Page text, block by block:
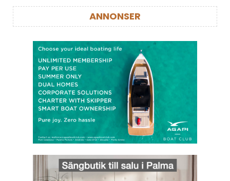
ANNONSER